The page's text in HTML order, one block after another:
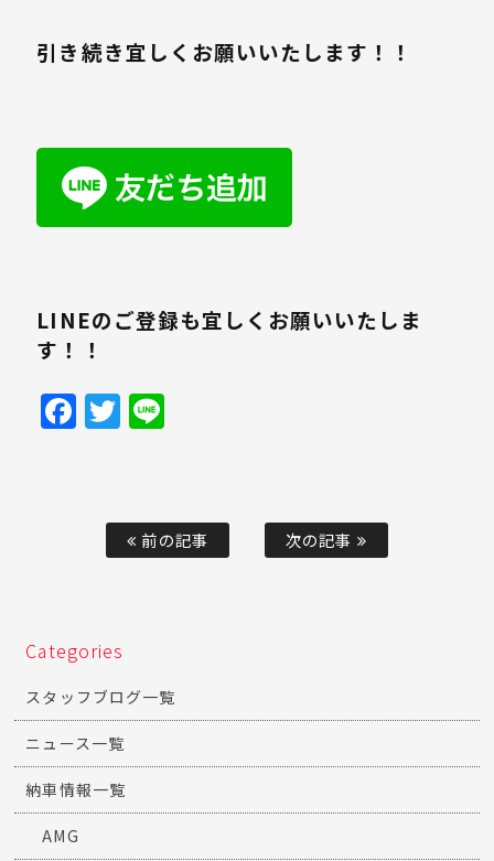
引き続き宜しくお願いいたします！！
LINEのご登録も宜しくお願いいたしま
す！！
Facebook
Twitter
前の記事 次の記事
Categories
スタッフブログ一覧
ニュース一覧
納車情報一覧
AMG